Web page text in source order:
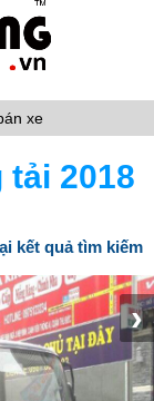
xe
tải 2018
kết quả tìm kiếm
›